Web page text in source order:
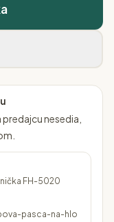
nesedia,
FH-5020
pasca-na-hlo